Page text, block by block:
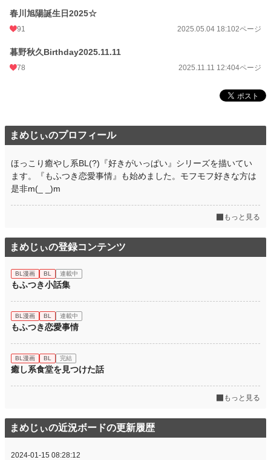
春川旭陽誕生日2025☆
91 2025.05.04 18:102ページ
暮野秋久Birthday2025.11.11
78 2025.11.11 12:404ページ
まめじぃのプロフィール
ほっこり癒やし系BL(?)『好きがいっぱい』シリーズを描いてい
ます。『もふつき恋愛事情』も始めました。モフモフ好きな方は
是非m(_ _)m
もっと見る
まめじぃの登録コンテンツ
BL漫画 BL 連載中
もふつき小話集
BL漫画 BL 連載中
もふつき恋愛事情
BL漫画 BL 完結
癒し系食堂を見つけた話
もっと見る
まめじぃの近況ボードの更新履歴
2024-01-15 08:28:12